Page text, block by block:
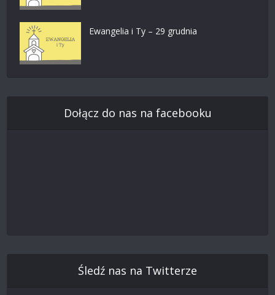
Ewangelia i Ty – 29 grudnia
Dołącz do nas na facebooku
Śledź nas na Twitterze